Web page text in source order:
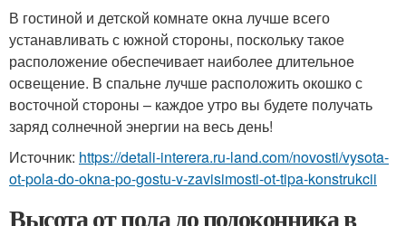
В гостиной и детской комнате окна лучше всего
устанавливать с южной стороны, поскольку такое
расположение обеспечивает наиболее длительное
освещение. В спальне лучше расположить окошко с
восточной стороны – каждое утро вы будете получать
заряд солнечной энергии на весь день!
Источник: https://detali-interera.ru-land.com/novosti/vysota-
ot-pola-do-okna-po-gostu-v-zavisimosti-ot-tipa-konstrukcii
Высота от пола до подоконника в